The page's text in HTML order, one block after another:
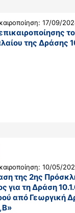
17/09/
της Δράσης
10/05/
της 2ης
για τη Δράση
από Γεωργική